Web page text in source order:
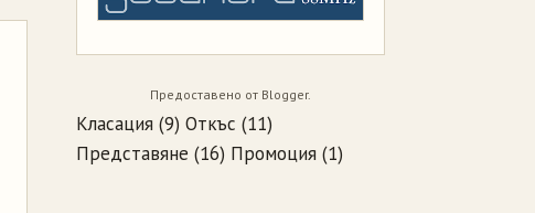
Предоставено от Blogger.
Класация (9) Откъс (11)
Представяне (16) Промоция (1)